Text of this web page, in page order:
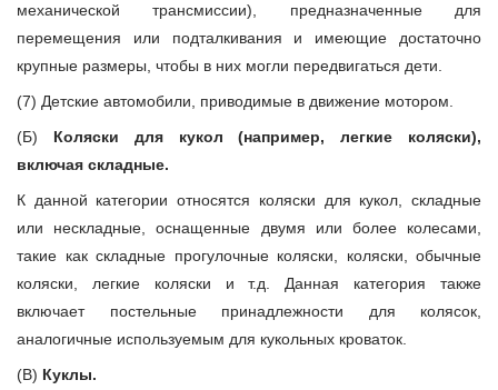
механической трансмиссии), предназначенные для
перемещения или подталкивания и имеющие достаточно
крупные размеры, чтобы в них могли передвигаться дети.
(7) Детские автомобили, приводимые в движение мотором.
(Б) Коляски для кукол (например, легкие коляски),
включая складные.
К данной категории относятся коляски для кукол, складные
или нескладные, оснащенные двумя или более колесами,
такие как складные прогулочные коляски, коляски, обычные
коляски, легкие коляски и т.д. Данная категория также
включает постельные принадлежности для колясок,
аналогичные используемым для кукольных кроваток.
(В) Куклы.